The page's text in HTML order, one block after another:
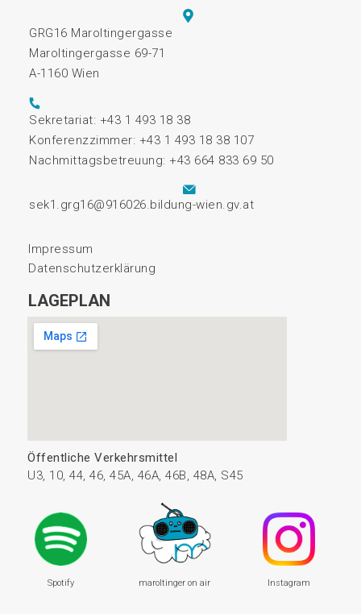
GRG16 Maroltingergasse
Maroltingergasse 69-71
A-1160 Wien
Sekretariat: +43 1 493 18 38
Konferenzzimmer: +43 1 493 18 38 107
Nachmittagsbetreuung: +43 664 833 69 50
sek1.grg16@916026.bildung-wien.gv.at
Impressum
Datenschutzerklärung
LAGEPLAN
Öffentliche Verkehrsmittel
U3, 10, 44, 46, 45A, 46A, 46B, 48A, S45
Spotify maroltinger on air Instagram